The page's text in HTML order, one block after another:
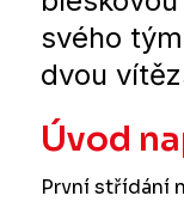
svého
dvou
Úvod
První střídání